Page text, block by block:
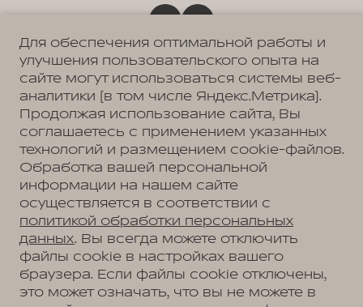
Политика обработки персональных данных
Пользовательское соглашение
Согласие на коммуникацию
Согласие на предоставление персональных данных третьим лицам
Согласие на обработку ПД
Адрес
Москва, Балашиха, микрорайон 1 Мая, д.14
Телефон
+7 (495) 956-87-23
АВТОМОБИЛИ В НАЛИЧИИ
МОДЕЛЬНЫЙ РЯД
Для обеспечения оптимальной работы и
улучшения пользовательского опыта на
сайте могут использоваться системы веб-
аналитики (в том числе Яндекс.Метрика).
Продолжая использование сайта, Вы
соглашаетесь с применением указанных
технологий и размещением cookie-файлов.
Обработка вашей персональной
информации на нашем сайте
осуществляется в соответствии с
политикой обработки персональных
данных. Вы всегда можете отключить
файлы cookie в настройках вашего
браузера. Если файлы cookie отключены,
это может означать, что вы не можете в